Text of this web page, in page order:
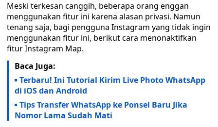
Meski terkesan canggih, beberapa orang enggan
menggunakan fitur ini karena alasan privasi. Namun
tenang saja, bagi pengguna Instagram yang tidak ingin
menggunakan fitur ini, berikut cara menonaktifkan
fitur Instagram Map.
Baca Juga:
Terbaru! Ini Tutorial Kirim Live Photo WhatsApp
di iOS dan Android
Tips Transfer WhatsApp ke Ponsel Baru Jika
Nomor Lama Sudah Mati